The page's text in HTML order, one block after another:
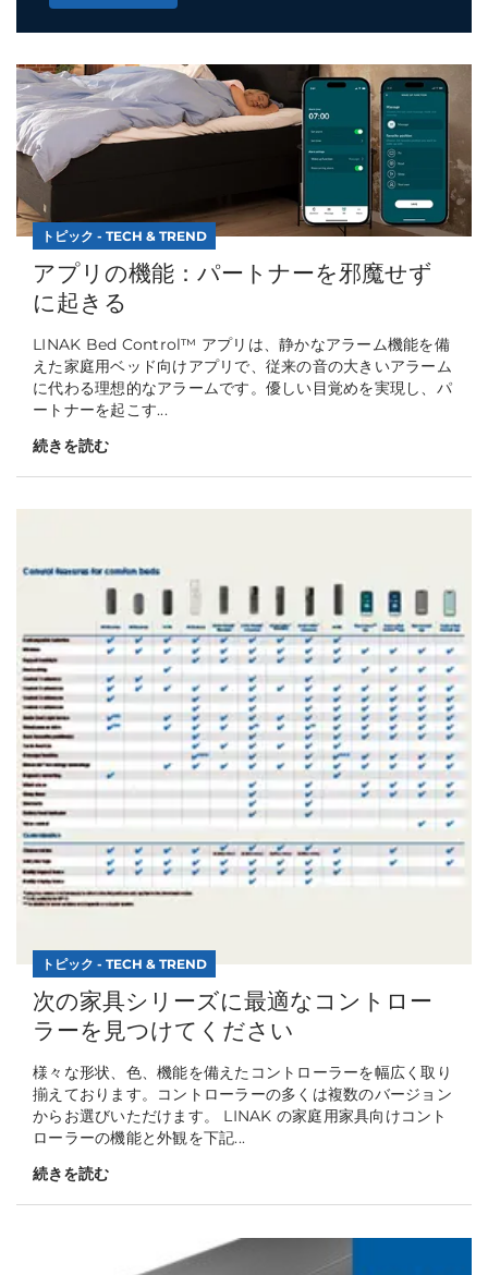
トピック - TECH & TREND
アプリの機能：パートナーを邪魔せず
に起きる
LINAK Bed Control™ アプリは、静かなアラーム機能を備
えた家庭用ベッド向けアプリで、従来の音の大きいアラーム
に代わる理想的なアラームです。優しい目覚めを実現し、パ
ートナーを起こす...
続きを読む
トピック - TECH & TREND
次の家具シリーズに最適なコントロー
ラーを見つけてください
様々な形状、色、機能を備えたコントローラーを幅広く取り
揃えております。コントローラーの多くは複数のバージョン
からお選びいただけます。 LINAK の家庭用家具向けコント
ローラーの機能と外観を下記...
続きを読む